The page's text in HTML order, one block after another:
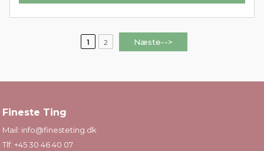
1 2 Næste-->
Fineste Ting
Mail: info@finesteting.dk
Tlf:+45 30 46 40 07